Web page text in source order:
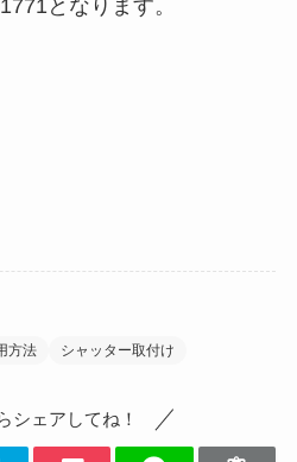
となります。
方法 シャッター取付け
シェアしてね！